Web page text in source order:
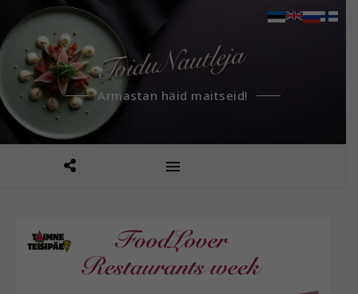
Armastan häid maitseid!